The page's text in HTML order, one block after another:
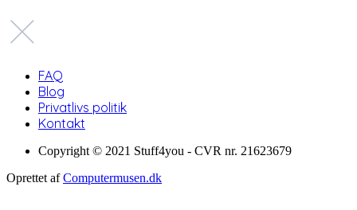
FAQ
Blog
Privatlivs politik
Kontakt
Copyright © 2021 Stuff4you - CVR nr. 21623679
Oprettet afComputermusen.dk